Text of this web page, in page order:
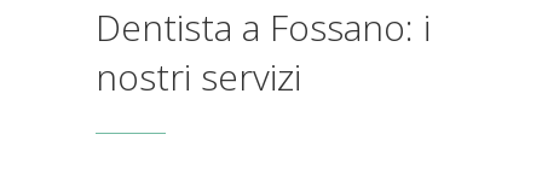
Dentista a Fossano: i
nostri servizi